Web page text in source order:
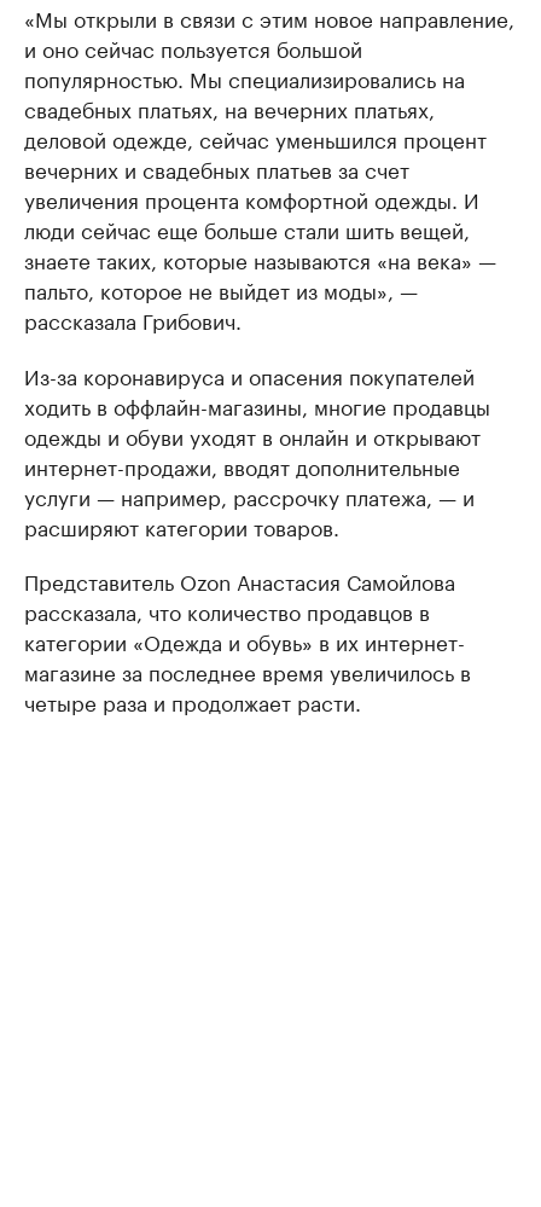
«Мы открыли в связи с этим новое направление,
и оно сейчас пользуется большой
популярностью. Мы специализировались на
свадебных платьях, на вечерних платьях,
деловой одежде, сейчас уменьшился процент
вечерних и свадебных платьев за счет
увеличения процента комфортной одежды. И
люди сейчас еще больше стали шить вещей,
знаете таких, которые называются «на века» —
пальто, которое не выйдет из моды», —
рассказала Грибович.
Из-за коронавируса и опасения покупателей
ходить в оффлайн-магазины, многие продавцы
одежды и обуви уходят в онлайн и открывают
интернет-продажи, вводят дополнительные
услуги — например, рассрочку платежа, — и
расширяют категории товаров.
Представитель Ozon Анастасия Самойлова
рассказала, что количество продавцов в
категории «Одежда и обувь» в их интернет-
магазине за последнее время увеличилось в
четыре раза и продолжает расти.